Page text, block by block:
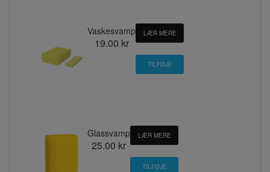
Vaskesvamp
19.00 kr
LÆR MERE
Glassvamp
25.00 kr
LÆR MERE